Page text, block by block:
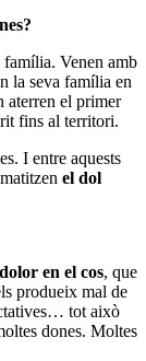
Venen amb
la seva família en
aterren el primer
fins al territori.
I entre aquests
el dol
en el cos, que
produeix mal de
tot això
dones. Moltes